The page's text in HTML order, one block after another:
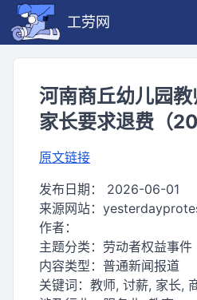
工劳网
河南商丘幼儿园教
家长要求退费（
原文链接
发布日期： 2026-06-01
来源网站：
作者：
主题分类： 劳动者权益事件
内容类型： 普通新闻报道
关键词： 教师, 讨薪, 家长,